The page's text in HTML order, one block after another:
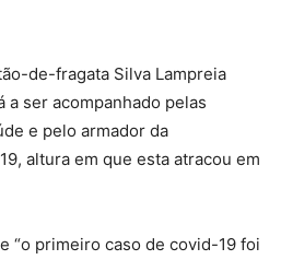
de-fragata Silva Lampreia
a ser acompanhado pelas
e pelo armador da
altura em que esta atracou em
“o primeiro caso de covid-19 foi